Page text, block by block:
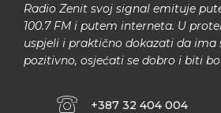
Radio Zenit svoj signal emituje
100.7 FM i putem interneta. U
uspjeli i praktično dokazati da
pozitivno, osjećati se dobro i biti
+387 32 404 004